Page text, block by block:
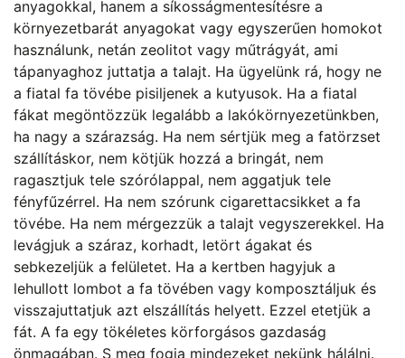
anyagokkal, hanem a síkosságmentesítésre a
környezetbarát anyagokat vagy egyszerűen homokot
használunk, netán zeolitot vagy műtrágyát, ami
tápanyaghoz juttatja a talajt. Ha ügyelünk rá, hogy ne
a fiatal fa tövébe pisiljenek a kutyusok. Ha a fiatal
fákat megöntözzük legalább a lakókörnyezetünkben,
ha nagy a szárazság. Ha nem sértjük meg a fatörzset
szállításkor, nem kötjük hozzá a bringát, nem
ragasztjuk tele szórólappal, nem aggatjuk tele
fényfűzérrel. Ha nem szórunk cigarettacsikket a fa
tövébe. Ha nem mérgezzük a talajt vegyszerekkel. Ha
levágjuk a száraz, korhadt, letört ágakat és
sebkezeljük a felületet. Ha a kertben hagyjuk a
lehullott lombot a fa tövében vagy komposztáljuk és
visszajuttatjuk azt elszállítás helyett. Ezzel etetjük a
fát. A fa egy tökéletes körforgásos gazdaság
önmagában. S meg fogja mindezeket nekünk hálálni.